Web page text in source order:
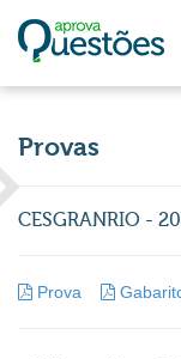
Provas
CESGRANRIO -
Prova